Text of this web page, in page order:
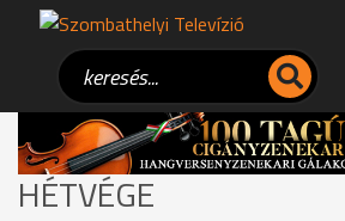
HÉTVÉGE